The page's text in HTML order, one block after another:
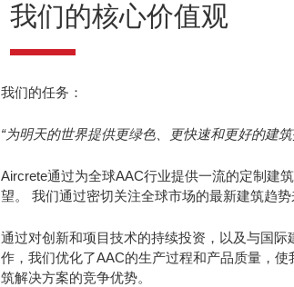
我们的核心价值观
我们的任务：
“为明天的世界提供更绿色、更快速和更好的建筑
Aircrete通过为全球AAC行业提供一流的定制建
望。 我们通过密切关注全球市场的最新建筑趋势
通过对创新和项目技术的持续投资，以及与国
作，我们优化了AAC的生产过程和产品质量，
筑解决方案的竞争优势。